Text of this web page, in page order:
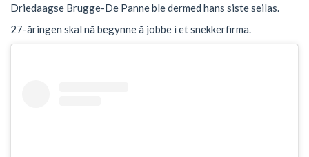
Driedaagse Brugge-De Panne ble dermed hans siste seilas.
27-åringen skal nå begynne å jobbe i et snekkerfirma.